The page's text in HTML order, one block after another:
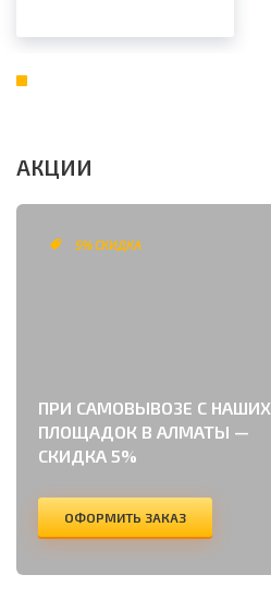
АКЦИИ
5% СКИДКА
ПРИ САМОВЫВОЗЕ С НАШИХ
ПЛОЩАДОК В АЛМАТЫ —
СКИДКА 5%
ОФОРМИТЬ ЗАКАЗ